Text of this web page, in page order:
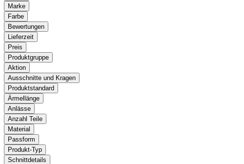
Marke
Farbe
Bewertungen
Lieferzeit
Preis
Produktgruppe
Aktion
Ausschnitte und Kragen
Produktstandard
Ärmellänge
Anlässe
Anzahl Teile
Material
Passform
Produkt-Typ
Schnittdetails